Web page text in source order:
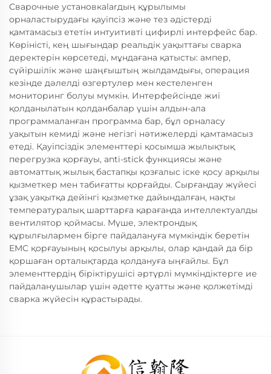
Сварочные установкalarдың құрылымы
орналастырудағы қауіпсіз және тез әдістерді
қамтамасыз ететін интуитивті цифирлі интерфейс бар.
Көріністі, кең шығындар реальдік уақыттағы сварка
деректерін көрсетеді, мұндағана қатысты: ампер,
сүйіршілік және шаңғыштың жылдамдығы, операция
кезінде дәлелді өзгертулер мен кестеленген
мониторинг болуы мүмкін. Интерфейсінде жиі
қолданылатын қолданбалар үшін алдын-ала
программаланған программа бар, бұл орналасу
уақытын кемиді және негізгі нәтижелерді қамтамасыз
етеді. Қауіпсіздік элементтері қосымша жылықтық
перегрузка қорғауы, anti-stick функциясы және
автоматтық жылық бастапқы қозғалыс іске қосу арқылы
қызметкер мен табиғатты қорғайды. Сырғандау жүйесі
ұзақ уақытқа дейінгі қызметке дайындалған, нақты
температуралық шарттарға қарағанда интеллектуалды
вентилятор қоймасы. Мүше, электрондық
құрылғылармен бірге пайдалануға мүмкіндік беретін
EMC қорғауының қосылуы арқылы, олар қандай да бір
қоршаған орталықтарда қолдануға ыңғайлы. Бұл
элементтердің біріктірушісі әртүрлі мүмкіндіктерге ие
пайдаланушылар үшін әдетте қуатты және қолжетімді
сварка жүйесін құрастырады.